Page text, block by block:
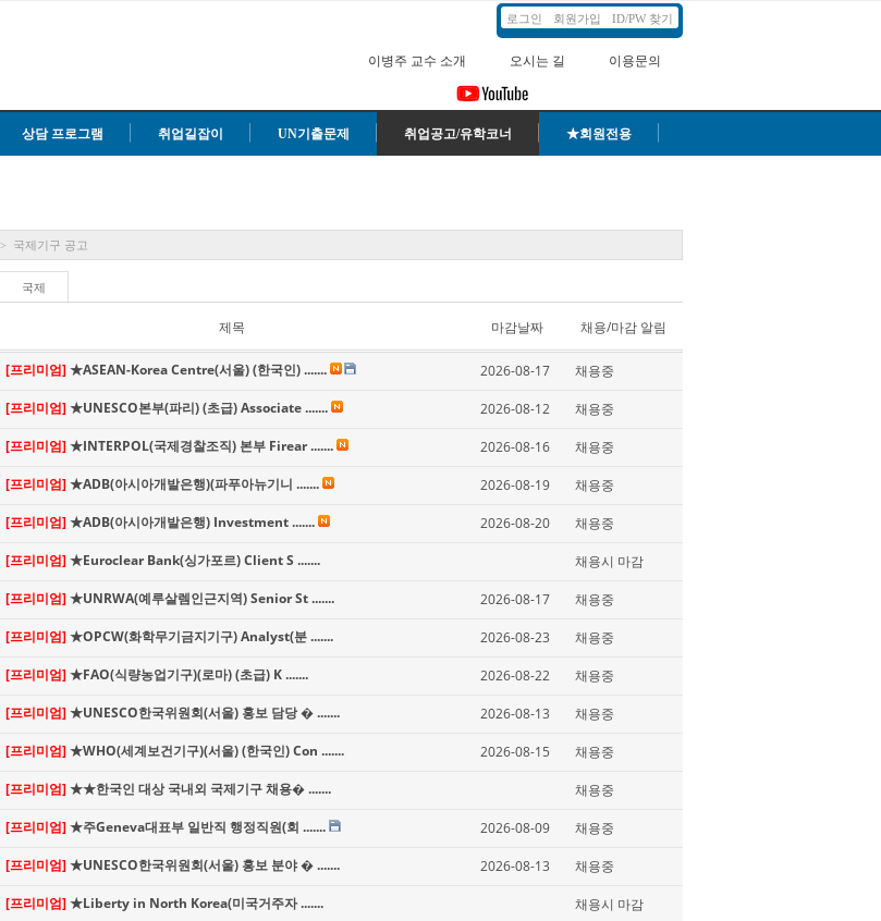
로그인 회원가입 ID/PW 찾기
이병주 교수 소개 오시는 길 이용문의
상담 프로그램 취업길잡이 UN기출문제 취업공고/유학코너 ★회원전용
> 국제기구 공고
국제
제목 마감날짜 채용/마감 알림
[프리미엄]★ASEAN-Korea Centre(서울) (한국인) ....... 2026-08-17 채용중
[프리미엄]★UNESCO본부(파리) (초급) Associate ....... 2026-08-12 채용중
[프리미엄]★INTERPOL(국제경찰조직) 본부 Firear ....... 2026-08-16 채용중
[프리미엄]★ADB(아시아개발은행)(파푸아뉴기니 ....... 2026-08-19 채용중
[프리미엄]★ADB(아시아개발은행) Investment ....... 2026-08-20 채용중
[프리미엄]★Euroclear Bank(싱가포르) Client S ....... 채용시 마감
[프리미엄]★UNRWA(예루살렘인근지역) Senior St ....... 2026-08-17 채용중
[프리미엄]★OPCW(화학무기금지기구) Analyst(분 ....... 2026-08-23 채용중
[프리미엄]★FAO(식량농업기구)(로마) (초급) K ....... 2026-08-22 채용중
[프리미엄]★UNESCO한국위원회(서울) 홍보 담당 � ....... 2026-08-13 채용중
[프리미엄]★WHO(세계보건기구)(서울) (한국인) Con ....... 2026-08-15 채용중
[프리미엄]★★한국인 대상 국내외 국제기구 채용� ....... 채용중
[프리미엄]★주Geneva대표부 일반직 행정직원(회 ....... 2026-08-09 채용중
[프리미엄]★UNESCO한국위원회(서울) 홍보 분야 � ....... 2026-08-13 채용중
[프리미엄]★Liberty in North Korea(미국거주자 ....... 채용시 마감